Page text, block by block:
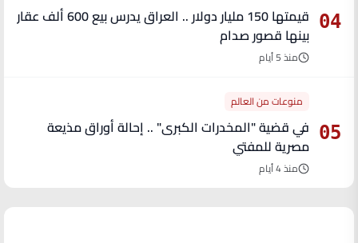
04
قيمتها 150 مليار دولار .. العراق يدرس بيع 600 ألف عقار
بينها قصور صدام
منذ 5 أيام
05
منوعات من العالم
في قضية "المخدرات الكبرى" .. إحالة أوراق مذيعة
مصرية للمفتي
منذ 4 أيام